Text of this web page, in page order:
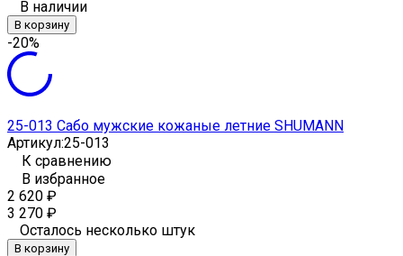
В наличии
В корзину
-20%
25-013 Сабо мужские кожаные летние SHUMANN
Артикул:25-013
К сравнению
В избранное
2 620 ₽
3 270 ₽
Осталось несколько штук
В корзину